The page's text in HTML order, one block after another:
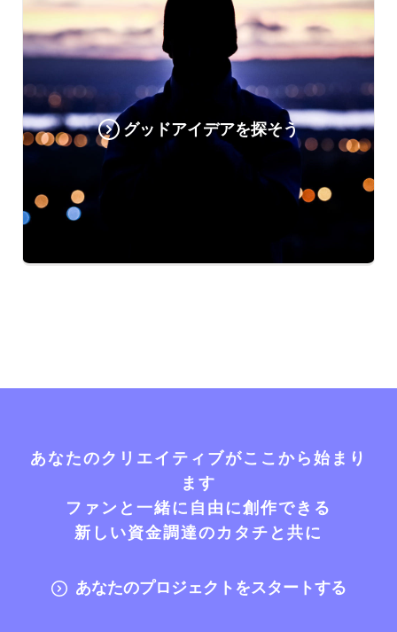
グッドアイデアを探そう
あなたのクリエイティブがここから始まり
ます
ファンと一緒に自由に創作できる
新しい資金調達のカタチと共に
あなたのプロジェクトをスタートする